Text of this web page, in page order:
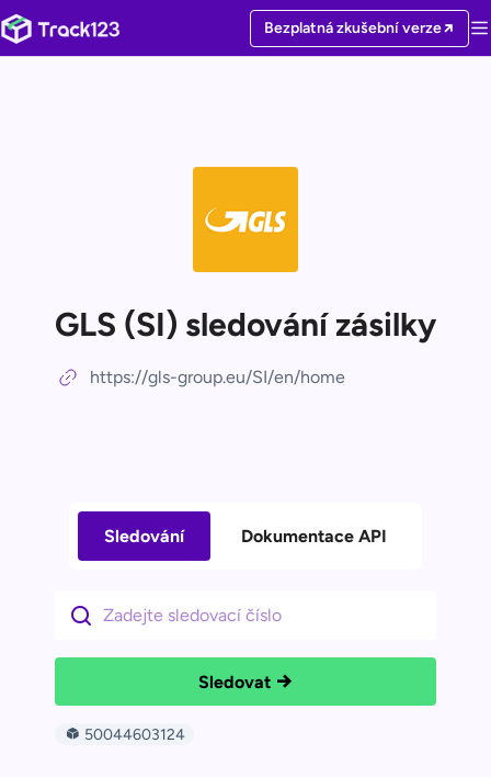
Bezplatná zkušební verze
GLS (SI) sledování zásilky
https://gls-group.eu/SI/en/home
Sledování Dokumentace API
Sledovat
50044603124